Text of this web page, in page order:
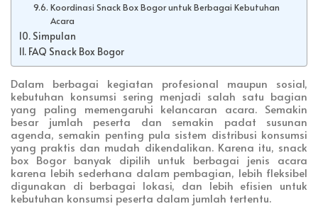
Koordinasi Snack Box Bogor untuk Berbagai Kebutuhan
Acara
Simpulan
FAQ Snack Box Bogor
Dalam berbagai kegiatan profesional maupun sosial,
kebutuhan konsumsi sering menjadi salah satu bagian
yang paling memengaruhi kelancaran acara. Semakin
besar jumlah peserta dan semakin padat susunan
agenda, semakin penting pula sistem distribusi konsumsi
yang praktis dan mudah dikendalikan. Karena itu, snack
box Bogor banyak dipilih untuk berbagai jenis acara
karena lebih sederhana dalam pembagian, lebih fleksibel
digunakan di berbagai lokasi, dan lebih efisien untuk
kebutuhan konsumsi peserta dalam jumlah tertentu.